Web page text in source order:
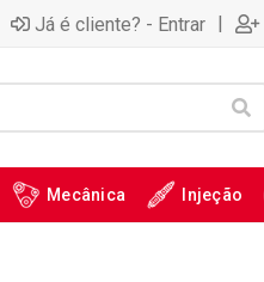
Já é cliente? - Entrar |
Mecânica Injeção